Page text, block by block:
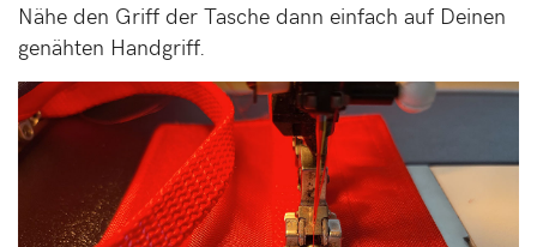
Nähe den Griff der Tasche dann einfach auf Deinen
genähten Handgriff.